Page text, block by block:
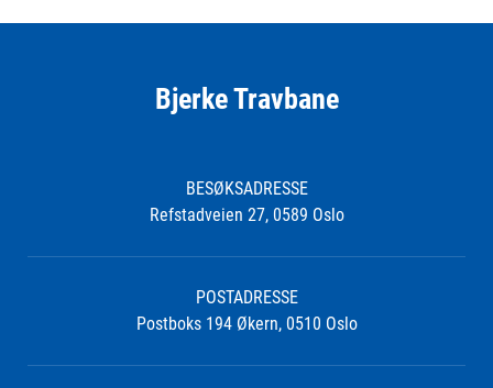
Bjerke Travbane
BESØKSADRESSE
Refstadveien 27, 0589 Oslo
POSTADRESSE
Postboks 194 Økern, 0510 Oslo